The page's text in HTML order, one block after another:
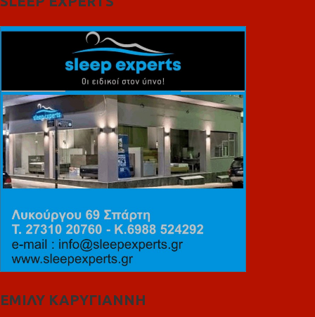
ΕΜΙΛΥ ΚΑΡΥΓΙΑΝΝΗ